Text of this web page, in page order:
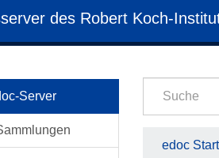
des Robert Koch-
Server
edoc